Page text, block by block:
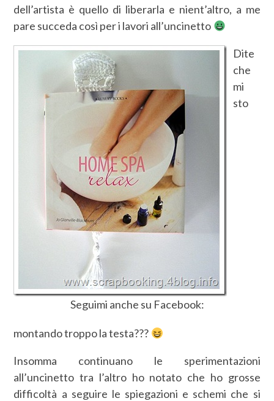
dell’artista è quello di liberarla e nient’altro, a me
pare succeda così per i lavori all’uncinetto
Seguimi anche su Facebook:
Dite
che
mi
sto
montando troppo la testa???
Insomma continuano le sperimentazioni
all’uncinetto tra l’altro ho notato che ho grosse
difficoltà a seguire le spiegazioni e schemi che si